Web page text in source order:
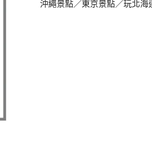
沖繩景點／東京景點／玩北海